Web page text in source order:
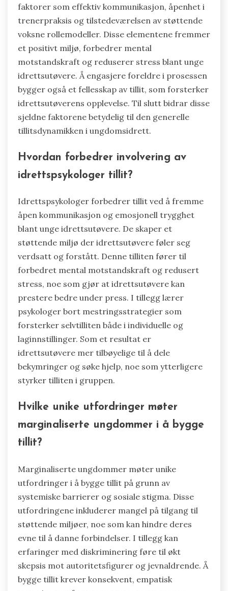
faktorer som effektiv kommunikasjon, åpenhet i
trenerpraksis og tilstedeværelsen av støttende
voksne rollemodeller. Disse elementene fremmer
et positivt miljø, forbedrer mental
motstandskraft og reduserer stress blant unge
idrettsutøvere. Å engasjere foreldre i prosessen
bygger også et fellesskap av tillit, som forsterker
idrettsutøverens opplevelse. Til slutt bidrar disse
sjeldne faktorene betydelig til den generelle
tillitsdynamikken i ungdomsidrett.
Hvordan forbedrer involvering av
idrettspsykologer tillit?
Idrettspsykologer forbedrer tillit ved å fremme
åpen kommunikasjon og emosjonell trygghet
blant unge idrettsutøvere. De skaper et
støttende miljø der idrettsutøvere føler seg
verdsatt og forstått. Denne tilliten fører til
forbedret mental motstandskraft og redusert
stress, noe som gjør at idrettsutøvere kan
prestere bedre under press. I tillegg lærer
psykologer bort mestringsstrategier som
forsterker selvtilliten både i individuelle og
laginnstillinger. Som et resultat er
idrettsutøvere mer tilbøyelige til å dele
bekymringer og søke hjelp, noe som ytterligere
styrker tilliten i gruppen.
Hvilke unike utfordringer møter
marginaliserte ungdommer i å bygge
tillit?
Marginaliserte ungdommer møter unike
utfordringer i å bygge tillit på grunn av
systemiske barrierer og sosiale stigma. Disse
utfordringene inkluderer mangel på tilgang til
støttende miljøer, noe som kan hindre deres
evne til å danne forbindelser. I tillegg kan
erfaringer med diskriminering føre til økt
skepsis mot autoritetsfigurer og jevnaldrende. Å
bygge tillit krever konsekvent, empatisk